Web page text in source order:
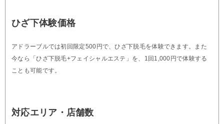
ひざ下体験価格
アドラーブルでは初回限定500円で、ひざ下脱毛を体験できます。また
今なら「ひざ下脱毛+フェイシャルエステ」を、1回1,000円で体験する
ことも可能です。
対応エリア・店舗数